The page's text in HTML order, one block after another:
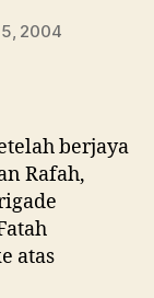
2004
berjaya
Rafah,
atas